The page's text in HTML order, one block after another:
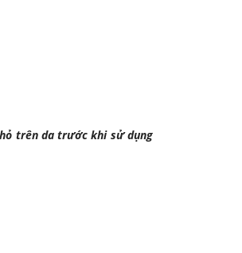
trên da trước khi sử dụng